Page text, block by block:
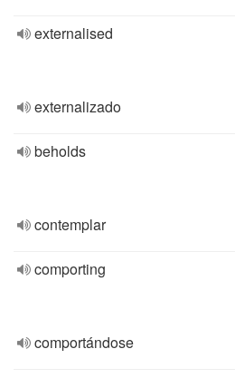
externalised
externalizado
beholds
contemplar
comporting
comportándose